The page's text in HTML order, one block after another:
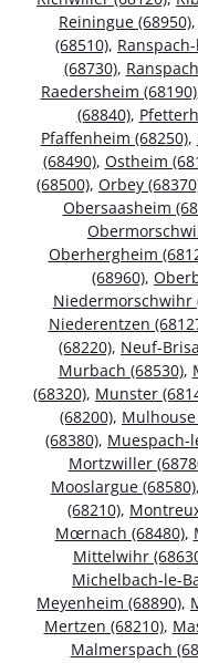
Reiningue (68950),
(68510),
(68730),
Raedersheim (68190)
(68840),
Pfaffenheim (68250),
(68490), Ostheim
(68500), Orbey
Obersaasheim
Oberhergheim
(68960),
Niedermorschwihr
Niederentzen
(68220), Neuf-
Murbach (68530),
(68320), Munster
(68200), Mulhouse
(68380), Muespach-
Mortzwiller
Mooslargue (68580),
(68210),
Mœrnach (68480),
Mittelwihr
Michelbach-le-
Meyenheim (68890),
Mertzen (68210),
Malmerspach